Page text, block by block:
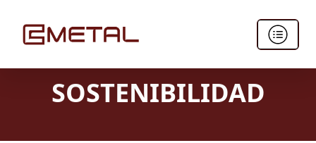
SOSTENIBILIDAD